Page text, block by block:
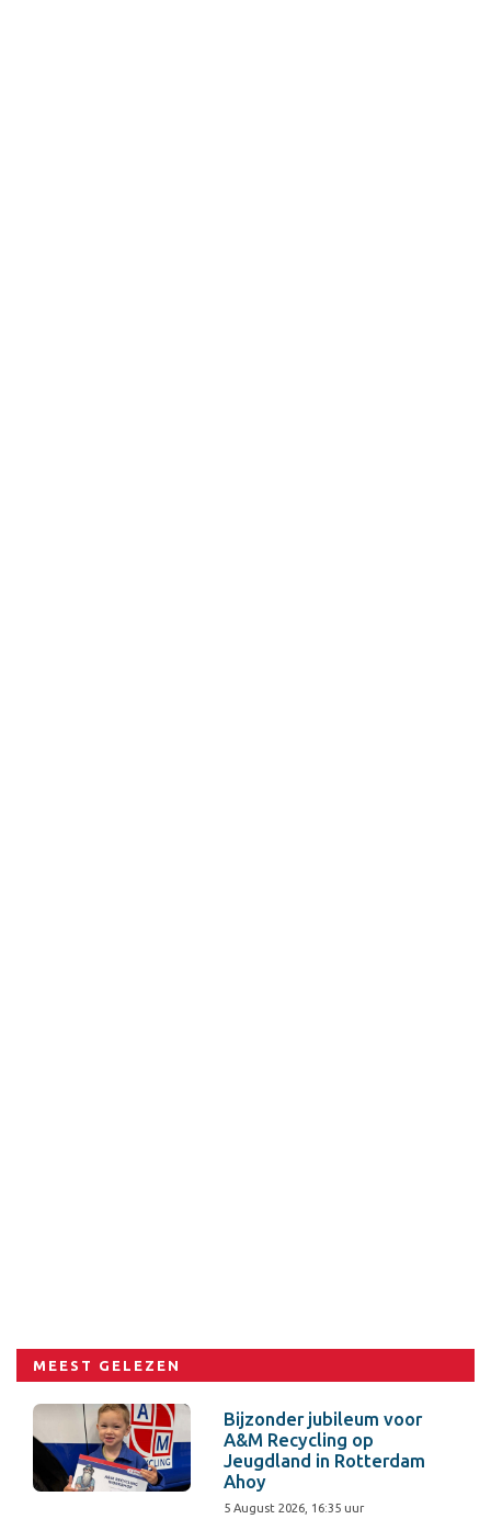
MEEST GELEZEN
Bijzonder jubileum voor
A&M Recycling op
Jeugdland in Rotterdam
Ahoy
5 August 2026, 16:35 uur